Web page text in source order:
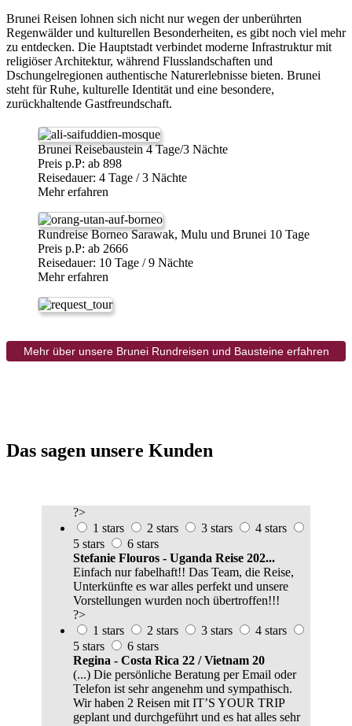
Brunei Reisen lohnen sich nicht nur wegen der unberührten
Regenwälder und kulturellen Besonderheiten, es gibt noch viel mehr
zu entdecken. Die Hauptstadt verbindet moderne Infrastruktur mit
religiöser Architektur, während Flusslandschaften und
Dschungelregionen authentische Naturerlebnisse bieten. Brunei
steht für Ruhe, kulturelle Identität und eine besondere,
zurückhaltende Gastfreundschaft.
Brunei Reisebaustein 4 Tage/3 Nächte
Preis p.P: ab 898
Reisedauer: 4 Tage / 3 Nächte
Mehr erfahren
Rundreise Borneo Sarawak, Mulu und Brunei 10 Tage
Preis p.P: ab 2666
Reisedauer: 10 Tage / 9 Nächte
Mehr erfahren
Mehr über unsere Brunei Rundreisen und Bausteine erfahren
Das sagen unsere Kunden
?>
1 stars
2 stars 3 stars
4 stars
5 stars
6 stars
Stefanie Flouros - Uganda Reise 202...
Einfach nur fabelhaft!! Das Team, die Reise,
Unterkünfte es war alles perfekt und unsere
Vorstellungen wurden noch übertroffen!!!
?>
1 stars
2 stars 3 stars
4 stars
5 stars
6 stars
Regina - Costa Rica 22 / Vietnam 20
(...) Die persönliche Beratung per Email oder
Telefon ist sehr angenehm und sympathisch.
Wir haben 2 Reisen mit IT’S YOUR TRIP
geplant und durchgeführt und es hat alles sehr